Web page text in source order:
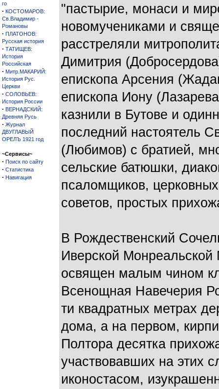
го
· КОСТОМАРОВ:
Св.Владимир -
Романовы
· ПЛАТОНОВ:
Русская история
· ТАТИЩЕВ:
История
Российская
· Митр.МАКАРИЙ:
История Рус.
Церкви
· СОЛОВЬЕВ:
История России
· ВЕРНАДСКИЙ:
Древняя Русь
· Журнал
ДВУГЛАВЫЙ
ОРЕЛЪ 1921 год
~Сервисы~
· Поиск по сайту
· Статистика
· Навигация
"пастырие, монаси и
новомучениками и
расстреляли
Димитрия
епископа Арсения
епископа Иону
казнили в Бутове и
последний настоятель
(Любимов) с братией,
сельские батюшки,
псаломщиков, церковных
советов, простых
В Рождественский
Иверской
освящен малым чином
Всенощная Навечерия
ти квадратных метрах
дома, а на первом,
Полтора десятка
участвовавших на этих
иконостасом,